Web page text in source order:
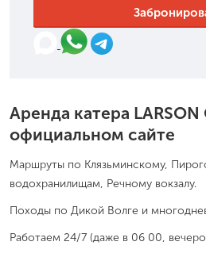
Аренда катера LARSON
официальном сайте
Маршруты по Клязьминскому,
водохранилищам, Речному вокзалу.
Походы по Дикой Волге и
Работаем 24/7 (даже в 06 00,